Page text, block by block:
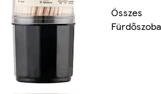
Összes
Fürdőszoba